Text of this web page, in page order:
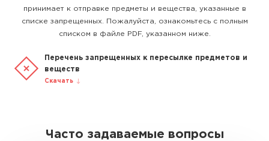
принимает к отправке предметы и вещества, указанные в
списке запрещенных. Пожалуйста, ознакомьтесь с полным
списком в файле PDF, указанном ниже.
Перечень запрещенных к пересылке предметов и
веществ
Скачать
Часто задаваемые вопросы